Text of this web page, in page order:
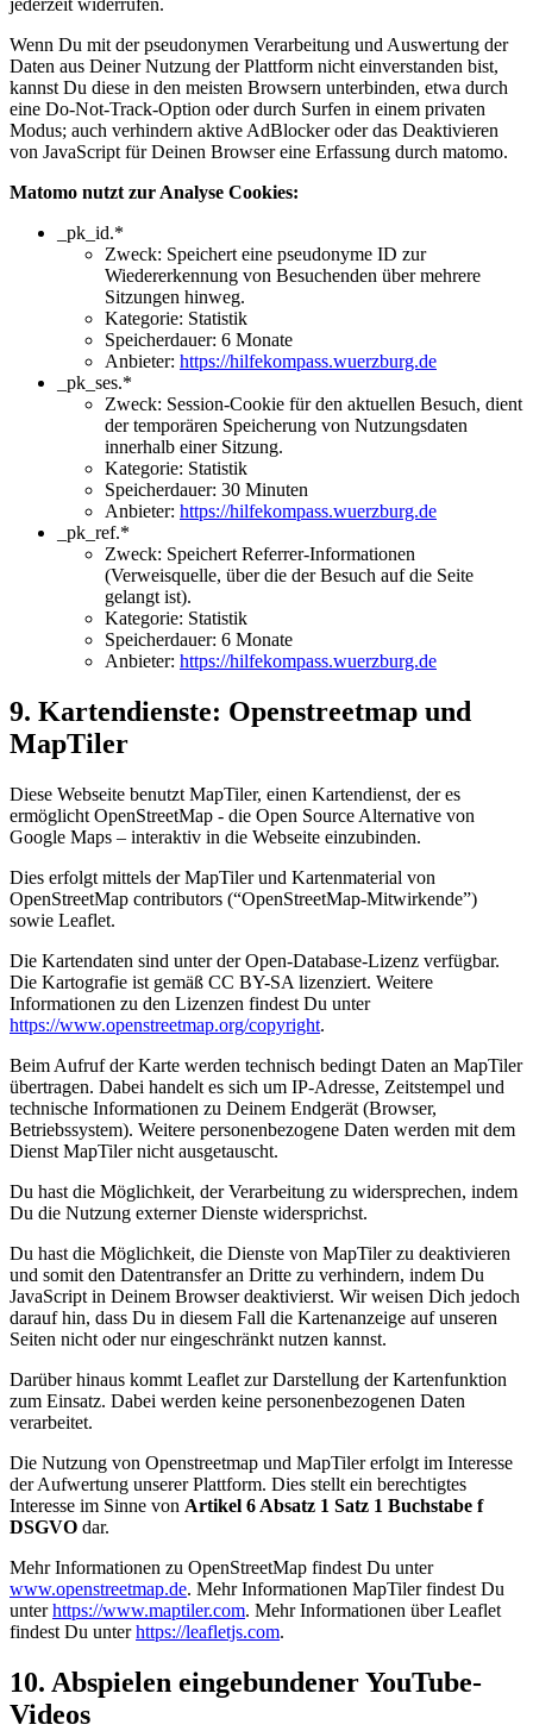
Wenn Du mit der pseudonymen Verarbeitung und Auswertung der
Daten aus Deiner Nutzung der Plattform nicht einverstanden bist,
kannst Du diese in den meisten Browsern unterbinden, etwa durch
eine Do-Not-Track-Option oder durch Surfen in einem privaten
Modus; auch verhindern aktive AdBlocker oder das Deaktivieren
von JavaScript für Deinen Browser eine Erfassung durch matomo.
Matomo nutzt zur Analyse Cookies:
_pk_id.*
Zweck: Speichert eine pseudonyme ID zur
Wiedererkennung von Besuchenden über mehrere
Sitzungen hinweg.
Kategorie: Statistik
Speicherdauer: 6 Monate
Anbieter: https://hilfekompass.wuerzburg.de
_pk_ses.*
Zweck: Session-Cookie für den aktuellen Besuch, dient
der temporären Speicherung von Nutzungsdaten
innerhalb einer Sitzung.
Kategorie: Statistik
Speicherdauer: 30 Minuten
Anbieter: https://hilfekompass.wuerzburg.de
_pk_ref.*
Zweck: Speichert Referrer-Informationen
(Verweisquelle, über die der Besuch auf die Seite
gelangt ist).
Kategorie: Statistik
Speicherdauer: 6 Monate
Anbieter: https://hilfekompass.wuerzburg.de
9. Kartendienste: Openstreetmap und
MapTiler
Diese Webseite benutzt MapTiler, einen Kartendienst, der es
ermöglicht OpenStreetMap - die Open Source Alternative von
Google Maps – interaktiv in die Webseite einzubinden.
Dies erfolgt mittels der MapTiler und Kartenmaterial von
OpenStreetMap contributors (“OpenStreetMap-Mitwirkende”)
sowie Leaflet.
Die Kartendaten sind unter der Open-Database-Lizenz verfügbar.
Die Kartografie ist gemäß CC BY-SA lizenziert. Weitere
Informationen zu den Lizenzen findest Du unter
https://www.openstreetmap.org/copyright.
Beim Aufruf der Karte werden technisch bedingt Daten an MapTiler
übertragen. Dabei handelt es sich um IP-Adresse, Zeitstempel und
technische Informationen zu Deinem Endgerät (Browser,
Betriebssystem). Weitere personenbezogene Daten werden mit dem
Dienst MapTiler nicht ausgetauscht.
Du hast die Möglichkeit, der Verarbeitung zu widersprechen, indem
Du die Nutzung externer Dienste widersprichst.
Du hast die Möglichkeit, die Dienste von MapTiler zu deaktivieren
und somit den Datentransfer an Dritte zu verhindern, indem Du
JavaScript in Deinem Browser deaktivierst. Wir weisen Dich jedoch
darauf hin, dass Du in diesem Fall die Kartenanzeige auf unseren
Seiten nicht oder nur eingeschränkt nutzen kannst.
Darüber hinaus kommt Leaflet zur Darstellung der Kartenfunktion
zum Einsatz. Dabei werden keine personenbezogenen Daten
verarbeitet.
Die Nutzung von Openstreetmap und MapTiler erfolgt im Interesse
der Aufwertung unserer Plattform. Dies stellt ein berechtigtes
Interesse im Sinne von Artikel 6 Absatz 1 Satz 1 Buchstabe f
DSGVO dar.
Mehr Informationen zu OpenStreetMap findest Du unter
www.openstreetmap.de. Mehr Informationen MapTiler findest Du
unterhttps://www.maptiler.com. Mehr Informationen über Leaflet
findest Du unterhttps://leafletjs.com.
10. Abspielen eingebundener YouTube-
Videos